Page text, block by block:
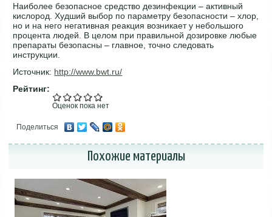
Наиболее безопасное средство дезинфекции – активный
кислород. Худший выбор по параметру безопасности – хлор,
но и на него негативная реакция возникает у небольшого
процента людей. В целом при правильной дозировке любые
препараты безопасны – главное, точно следовать
инструкции.
Источник: http://www.bwt.ru/
Рейтинг:
Оценок пока нет
Поделиться
Похожие материалы